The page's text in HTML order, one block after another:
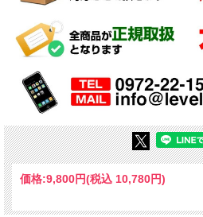
価格:9,800円(税込 10,780円)